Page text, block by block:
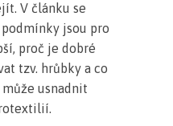
V článku se
jsou pro
proč je dobré
tzv. hrůbky a co
usnadnit